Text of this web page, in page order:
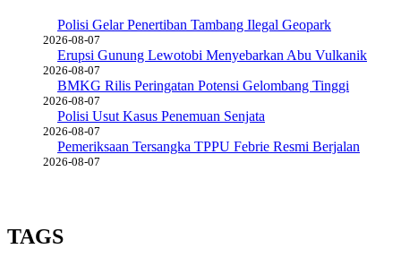
Polisi Gelar Penertiban Tambang Ilegal Geopark
2026-08-07
Erupsi Gunung Lewotobi Menyebarkan Abu Vulkanik
2026-08-07
BMKG Rilis Peringatan Potensi Gelombang Tinggi
2026-08-07
Polisi Usut Kasus Penemuan Senjata
2026-08-07
Pemeriksaan Tersangka TPPU Febrie Resmi Berjalan
2026-08-07
TAGS